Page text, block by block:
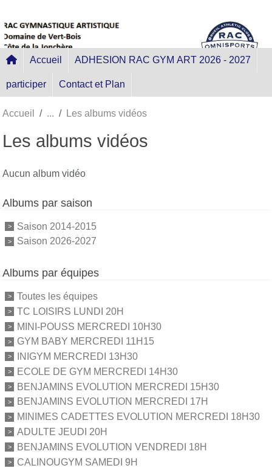
Accueil ADHESION RAC GYM ART 2026 - 2027
participer Contact et Plan
Accueil Les albums vidéos
Les albums vidéos
Aucun album vidéo
Albums par saison
Saison 2014-2015
Saison 2026-2027
Albums par équipes
Toutes les équipes
TC LOISIRS LUNDI 20H
MINI-POUSS MERCREDI 10H30
GYM BABY MERCREDI 11H15
INIGYM MERCREDI 13H30
ECOLE DE GYM MERCREDI 14H30
BENJAMINS EVOLUTION MERCREDI 15H30
BENJAMINS EVOLUTION MERCREDI 17H
MINIMES CADETTES EVOLUTION MERCREDI 18H30
ADULTE JEUDI 20H
BENJAMINS EVOLUTION VENDREDI 18H
CALINOUGYM SAMEDI 9H